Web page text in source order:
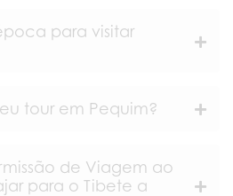
para visitar
tour em Pequim?
de Viagem ao
para o Tibete a